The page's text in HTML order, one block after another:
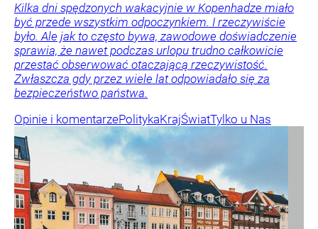
Kilka dni spędzonych wakacyjnie w Kopenhadze miało
być przede wszystkim odpoczynkiem. I rzeczywiście
było. Ale jak to często bywa, zawodowe doświadczenie
sprawia, że nawet podczas urlopu trudno całkowicie
przestać obserwować otaczającą rzeczywistość.
Zwłaszcza gdy przez wiele lat odpowiadało się za
bezpieczeństwo państwa.
Opinie i komentarzePolitykaKrajŚwiatTylko u Nas